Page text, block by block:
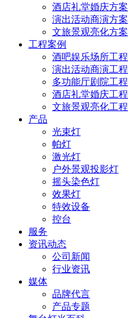
酒店礼堂婚庆方案
演出活动商演方案
文旅景观亮化方案
工程案例
酒吧娱乐场所工程
演出活动商演工程
多功能厅剧院工程
酒店礼堂婚庆工程
文旅景观亮化工程
产品
光束灯
帕灯
激光灯
户外景观投影灯
摇头染色灯
效果灯
特效设备
控台
服务
资讯动态
公司新闻
行业资讯
媒体
品牌代言
产品专题